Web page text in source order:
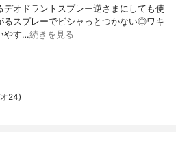
オドラントスプレー逆さまにしても使
るスプレーでビシャっとつかない◎ワキ
やす…続きを見る
24)